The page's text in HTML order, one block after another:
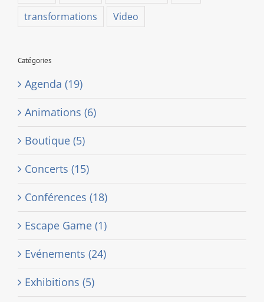
transformations
Video
Catégories
Agenda (19)
Animations (6)
Boutique (5)
Concerts (15)
Conférences (18)
Escape Game (1)
Evénements (24)
Exhibitions (5)